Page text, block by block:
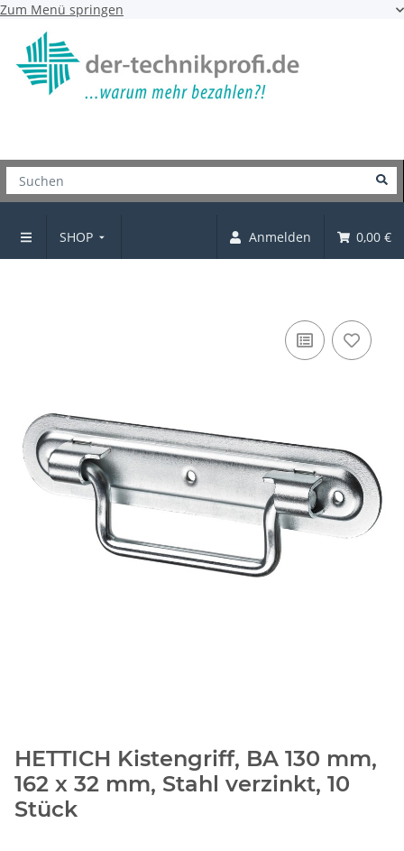
Zum Menü springen
SHOP Anmelden 0,00 €
Kistengriff
HETTICH Kistengriff, BA 130 mm,
162 x 32 mm, Stahl verzinkt, 10
Stück